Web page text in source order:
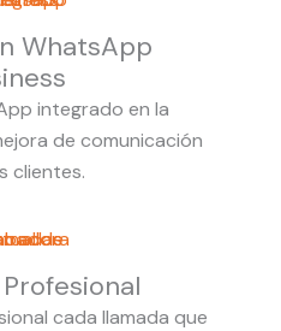
WhatsApp
integrado en la
de comunicación
clientes.
cada llamada que